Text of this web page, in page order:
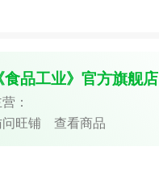
食品工业》官方旗舰店
：
旺铺
查看商品